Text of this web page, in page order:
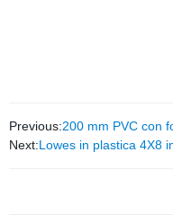
Previous:200 mm PVC con
Next:Lowes in plastica 4X8